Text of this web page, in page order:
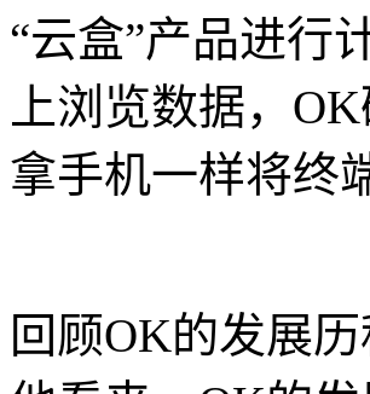
“云盒”产品进行
上浏览数据，
拿手机一样将终
回顾OK的发展